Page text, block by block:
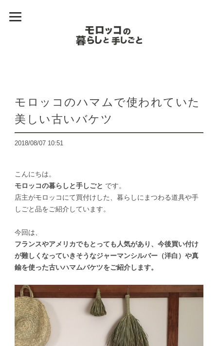
モロッコのハマムで使われていた
美しい古いバケツ
2018/08/07 10:51
こんにちは。
モロッコの暮らしと手しごと です。
店主がモロッコにて買付けした、暮らしにまつわる道具や手
しごと品をご紹介しています。
今回は、
フランスやアメリカでもとっても人気があり、今後買い付け
が難しくなっていきそうなジャーマンシルバー（洋白）や真
鍮を使った古いハマムバケツをご紹介します。